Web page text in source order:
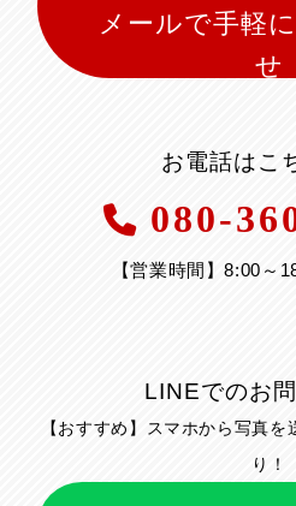
メールで手軽
せ
お電話はこ
080-
【営業時間】8:00～
LINEでのお
【おすすめ】スマホから写真
り！